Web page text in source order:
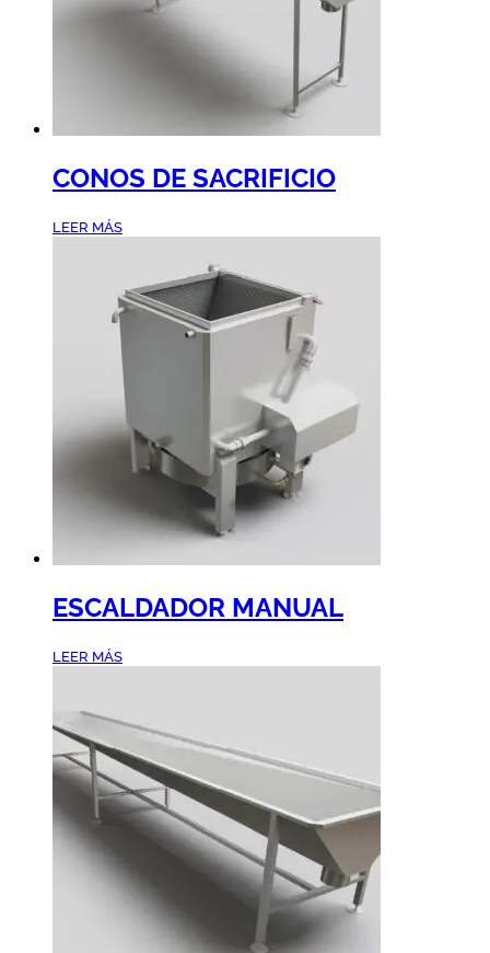
CONOS DE SACRIFICIO
LEER MÁS
ESCALDADOR MANUAL
LEER MÁS